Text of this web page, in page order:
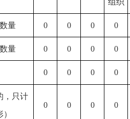
组织
量 0 0 0 0
量 0 0 0 0
0 0 0 0
，只计
0 0 0 0